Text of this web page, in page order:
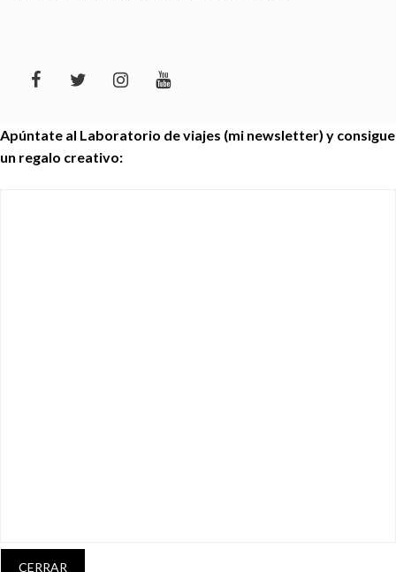
Apúntate al Laboratorio de viajes (mi newsletter) y consigue
un regalo creativo:
CERRAR